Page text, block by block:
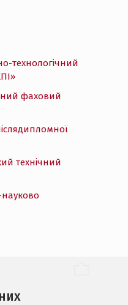
технологічний
фаховий
технічний